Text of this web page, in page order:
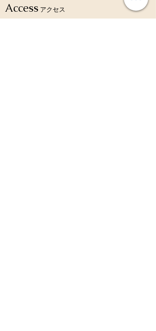
Access アクセス